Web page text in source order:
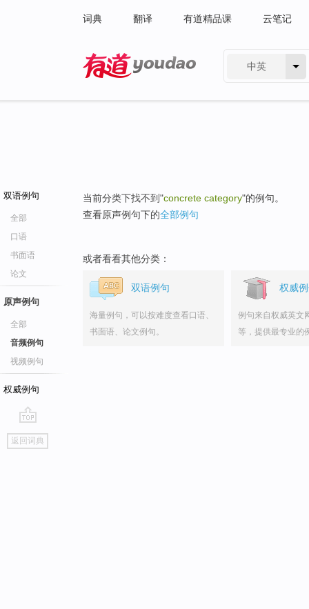
词典 翻译 有道精品课 云笔记
中英
双语例句
全部
口语
书面语
论文
原声例句
全部
音频例句
视频例句
权威例句
go
top
返回词典
当前分类下找不到"concrete category"的例句。
查看原声例句下的全部例句
或者看看其他分类：
双语例句
海量例句，可以按难度查看口语、
书面语、论文例句。
权威
例句来自权威英文
等，提供最专业的